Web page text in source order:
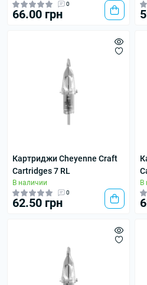
0
66.00 грн
Картриджи Cheyenne Craft
Cartridges 7 RL
В наличии
0
62.50 грн
В